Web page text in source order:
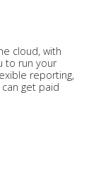
cloud, with
to run your
reporting,
get paid